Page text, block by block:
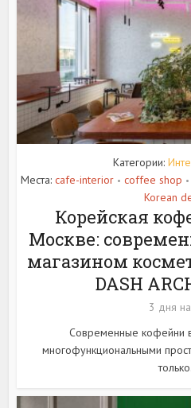
Категории:
Места: cafe-interior • coffee shop •
Korean
Корейская
Москве:
магазином
DASH
3 дня
Современные кофейни
многофункциональными